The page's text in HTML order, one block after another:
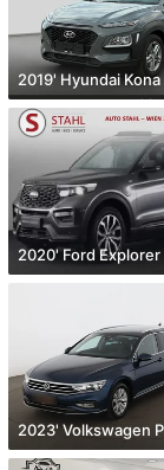
2019' Hyundai Kona
2020' Ford Explorer
2023' Volkswagen